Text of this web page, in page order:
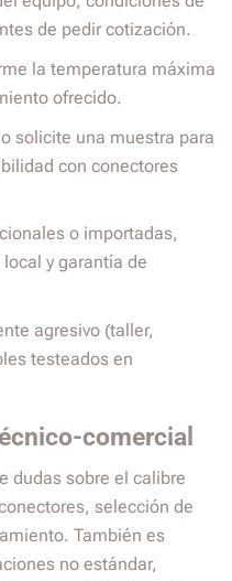
de pedir cotización.
la temperatura máxima
ofrecido.
solicite una muestra para
con conectores
o importadas,
y garantía de
agresivo (taller,
testeados en
comercial
dudas sobre el calibre
selección de
También es
no estándar,